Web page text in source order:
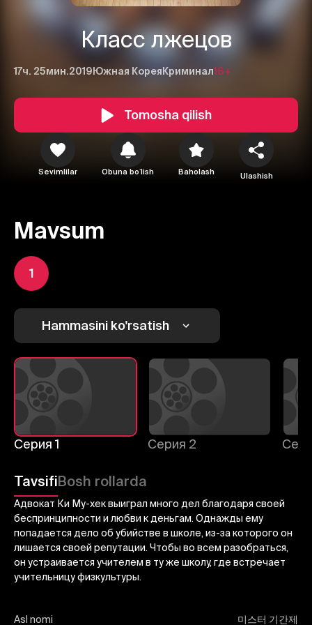
Класс лжецов
17ч. 25мин.2019 Южная Корея Криминал16+
Tomosha qilish
Sevimlilar Obuna boʻlish Baholash Ulashish
Mavsum
1
Hammasini ko'rsatish
Серия 1 Серия 2
TavsifiBosh rollarda
Адвокат Ки Му-хек выиграл много дел благодаря своей
беспринципности и любви к деньгам. Однажды ему
попадается дело об убийстве в школе, из-за которого он
лишается своей репутации. Чтобы во всем разобраться,
он устраивается учителем в ту же школу, где встречает
учительницу физкультуры.
Asl nomi 미스터 기간제
1 2
Yuborish
Bekor qilish Tizimga kirish